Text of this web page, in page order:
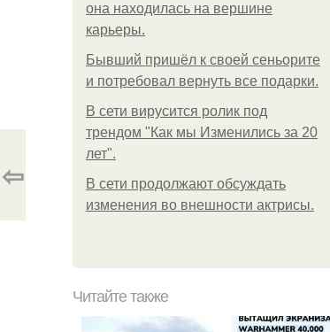
она находилась на вершине
карьеры.
Бывший пришёл к своей сеньорите
и потребовал вернуть все подарки.
В сети вирусится ролик под
трендом "Как мы Изменились за 20
лет".
В сети продолжают обсуждать
изменения во внешности актрисы.
⇦
Читайте также